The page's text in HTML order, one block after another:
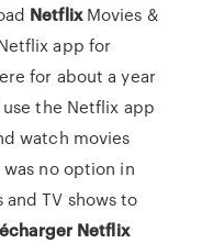
NetflixMovies &
app for
for about a year
the Netflix app
watch movies
no option in
TV shows to
Netflix